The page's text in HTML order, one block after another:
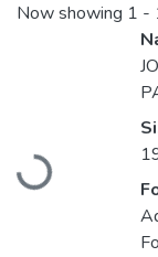
Now showing 1 -
Loading...